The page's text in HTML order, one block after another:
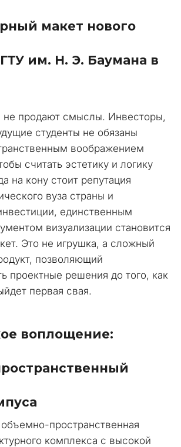
макет нового
им. Н. Э. Баумана в
не продают смыслы. Инвесторы,
студенты не обязаны
воображением
считать эстетику и логику
на кону стоит репутация
вуза страны и
единственным
визуализации становится
Это не игрушка, а сложный
позволяющий
проектные решения до того, как
первая свая.
воплощение:
пространственная
комплекса с высокой